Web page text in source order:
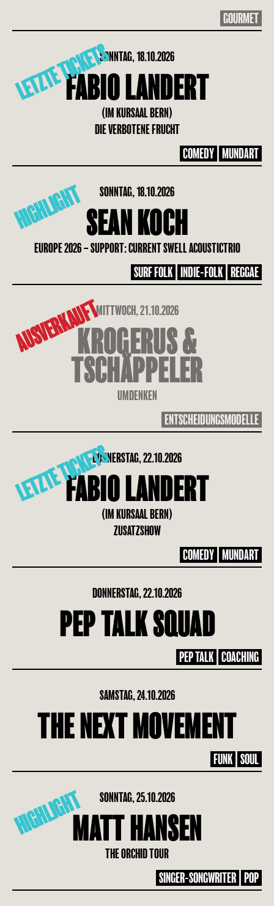
GOURMET
SONNTAG, 18.10.2026
LETZTE TICKETSFABIO LANDERT
(IM KURSAAL BERN)
DIE VERBOTENE FRUCHT
COMEDY MUNDART
SONNTAG, 18.10.2026
HIGHLIGHTSEAN KOCH
EUROPE 2026 – SUPPORT: CURRENT SWELL ACOUSTICTRIO
SURF FOLK INDIE-FOLK REGGAE
MITTWOCH, 21.10.2026
AUSVERKAUFTKROGERUS &
TSCHÄPPELER
UMDENKEN
ENTSCHEIDUNGSMODELLE
DONNERSTAG, 22.10.2026
LETZTE TICKETSFABIO LANDERT
(IM KURSAAL BERN)
ZUSATZSHOW
COMEDY MUNDART
DONNERSTAG, 22.10.2026
PEP TALK SQUAD
PEP TALK COACHING
SAMSTAG, 24.10.2026
THE NEXT MOVEMENT
FUNK SOUL
SONNTAG, 25.10.2026
HIGHLIGHTMATT HANSEN
THE ORCHID TOUR
SINGER-SONGWRITER POP